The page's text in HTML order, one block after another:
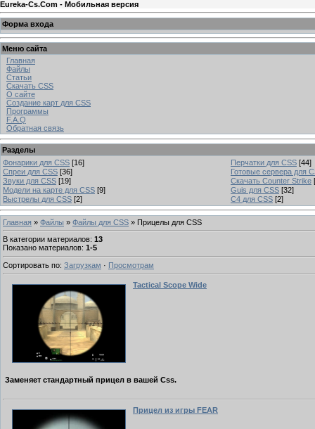
Eureka-Cs.Com - Мобильная версия
Форма входа
Меню сайта
Главная
Файлы
Статьи
Скачать CSS
О сайте
Создание карт для CSS
Программы
F.A.Q
Обратная связь
Разделы
Фонарики для CSS [16] Перчатки для CSS [44]
Спреи для CSS [36]
Готовые сервера для
Звуки для CSS [19] Скачать Counter Strike
Модели на карте для CSS [9] Guis для CSS [32]
Выстрелы для CSS [2] C4 для CSS [2]
Главная » Файлы » Файлы для CSS » Прицелы для CSS
В категории материалов: 13
Показано материалов: 1-5
Сортировать по: Загрузкам · Просмотрам
Tactical Scope Wide
Заменяет стандартный прицел в вашей Css.
Прицел из игры FEAR